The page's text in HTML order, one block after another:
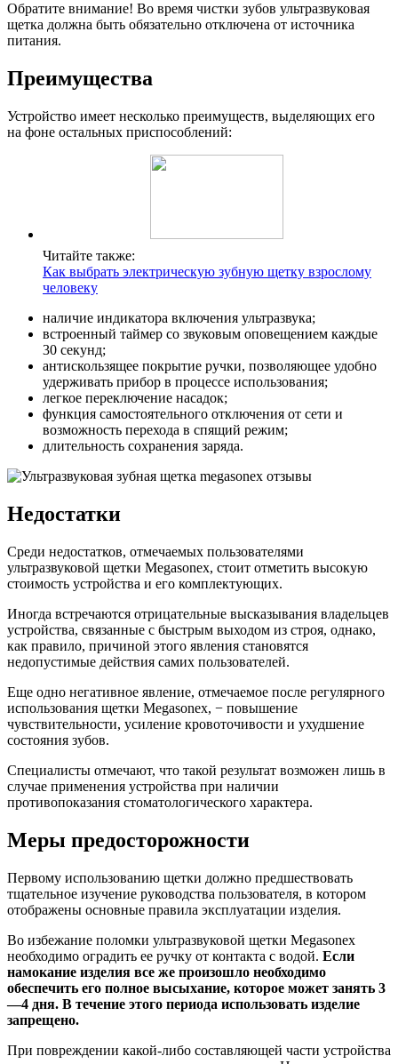
Обратите внимание! Во время чистки зубов ультразвуковая
щетка должна быть обязательно отключена от источника
питания.
Преимущества
Устройство имеет несколько преимуществ, выделяющих его
на фоне остальных приспособлений:
Читайте также:
Как выбрать электрическую зубную щетку взрослому
человеку
наличие индикатора включения ультразвука;
встроенный таймер со звуковым оповещением каждые
30 секунд;
антискользящее покрытие ручки, позволяющее удобно
удерживать прибор в процессе использования;
легкое переключение насадок;
функция самостоятельного отключения от сети и
возможность перехода в спящий режим;
длительность сохранения заряда.
Недостатки
Среди недостатков, отмечаемых пользователями
ультразвуковой щетки Megasonex, стоит отметить высокую
стоимость устройства и его комплектующих.
Иногда встречаются отрицательные высказывания владельцев
устройства, связанные с быстрым выходом из строя, однако,
как правило, причиной этого явления становятся
недопустимые действия самих пользователей.
Еще одно негативное явление, отмечаемое после регулярного
использования щетки Megasonex, − повышение
чувствительности, усиление кровоточивости и ухудшение
состояния зубов.
Специалисты отмечают, что такой результат возможен лишь в
случае применения устройства при наличии
противопоказания стоматологического характера.
Меры предосторожности
Первому использованию щетки должно предшествовать
тщательное изучение руководства пользователя, в котором
отображены основные правила эксплуатации изделия.
Во избежание поломки ультразвуковой щетки Megasonex
необходимо оградить ее ручку от контакта с водой. Если
намокание изделия все же произошло необходимо
обеспечить его полное высыхание, которое может занять 3
—4 дня. В течение этого периода использовать изделие
запрещено.
При повреждении какой-либо составляющей части устройства